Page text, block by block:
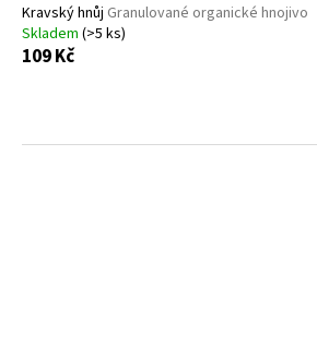
Kravský hnůj Granulované organické hnojivo
Skladem (>5 ks)
109 Kč